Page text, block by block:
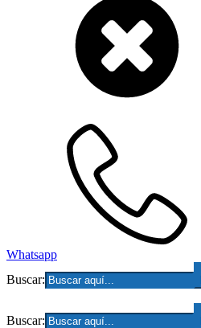
Whatsapp
Buscar:
Buscar: